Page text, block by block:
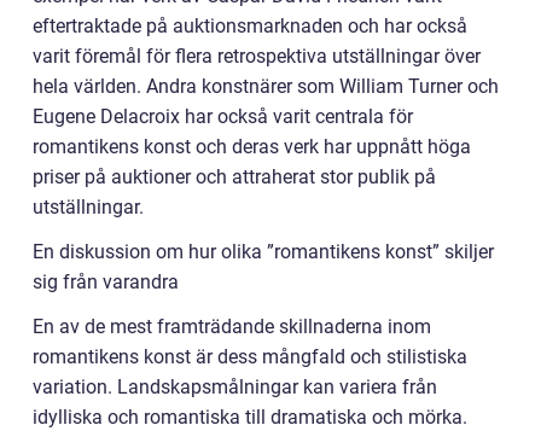
eftertraktade på auktionsmarknaden och har också
varit föremål för flera retrospektiva utställningar över
hela världen. Andra konstnärer som William Turner och
Eugene Delacroix har också varit centrala för
romantikens konst och deras verk har uppnått höga
priser på auktioner och attraherat stor publik på
utställningar.
En diskussion om hur olika ”romantikens konst” skiljer
sig från varandra
En av de mest framträdande skillnaderna inom
romantikens konst är dess mångfald och stilistiska
variation. Landskapsmålningar kan variera från
idylliska och romantiska till dramatiska och mörka.